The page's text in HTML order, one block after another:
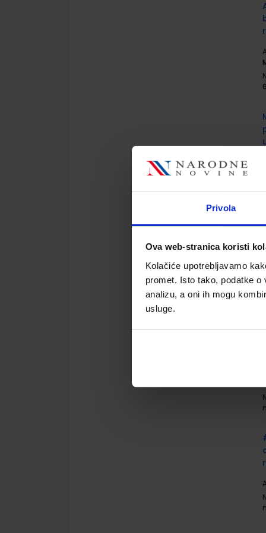
Privola
Ova web-stranica koristi
Kolačiće upotrebljavamo
promet. Isto tako, podatke
analizu, a oni ih mogu
usluge.